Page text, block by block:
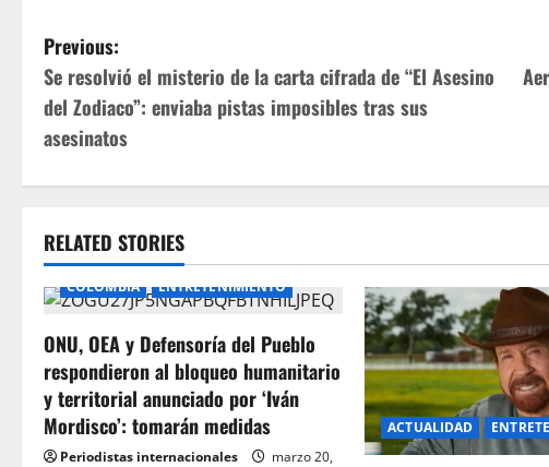
P
o
s
t
n
a
v
i
g
Previous:
Se resolvió el misterio de la carta cifrada de “El Asesino
del Zodiaco”: enviaba pistas imposibles tras sus
asesinatos
RELATED STORIES
COLOMBIA ENTRETENIMIENTO
ONU, OEA y Defensoría del Pueblo
respondieron al bloqueo humanitario
y territorial anunciado por ‘Iván
Mordisco’: tomarán medidas
Periodistas internacionales
marzo 20,
ACTUALIDAD